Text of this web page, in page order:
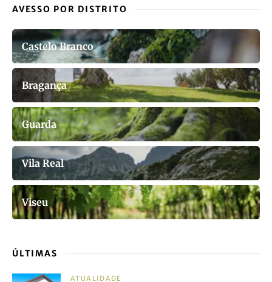
AVESSO POR DISTRITO
Castelo Branco
Bragança
Guarda
Vila Real
Viseu
ÚLTIMAS
ATUALIDADE